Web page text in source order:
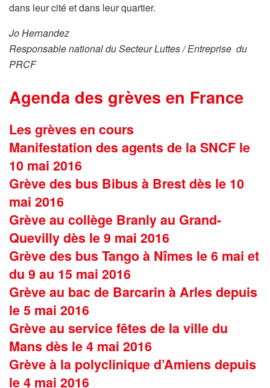
dans leur cité et dans leur quartier.
Jo Hernandez
Responsable national du Secteur Luttes / Entreprise du
PRCF
Agenda des grèves en France
Les grèves en cours
Manifestation des agents de la SNCF le
10 mai 2016
Grève des bus Bibus à Brest dès le 10
mai 2016
Grève au collège Branly au Grand-
Quevilly dès le 9 mai 2016
Grève des bus Tango à Nîmes le 6 mai et
du 9 au 15 mai 2016
Grève au bac de Barcarin à Arles depuis
le 5 mai 2016
Grève au service fêtes de la ville du
Mans dès le 4 mai 2016
Grève à la polyclinique d’Amiens depuis
le 4 mai 2016